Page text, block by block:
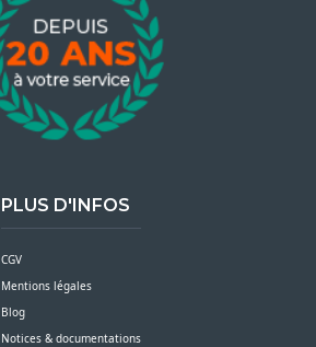
PLUS D'INFOS
CGV
Mentions légales
Blog
Notices & documentations